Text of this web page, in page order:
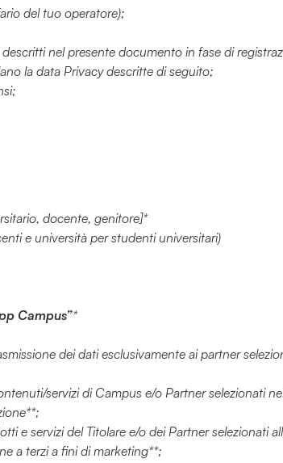
del tuo operatore);
nel presente documento in fase di
la data Privacy descritte di seguito;
docente, genitore]*
e università per studenti universitari)
Campus”*
dei dati esclusivamente ai partner
servizi di Campus e/o Partner selezionati
e servizi del Titolare e/o dei Partner selezionati
a terzi a fini di marketing**;